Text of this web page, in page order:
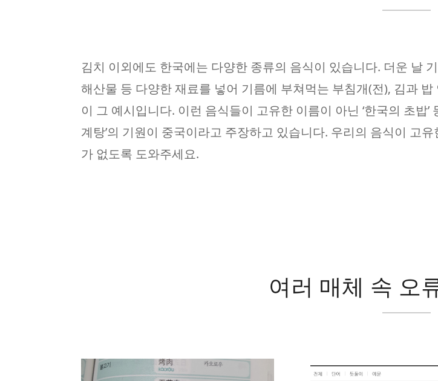
김치 이외에도 한국에는 다양한 종류의 음식이 있습니다. 더운 날
해산물 등 다양한 재료를 넣어 기름에 부쳐먹는 부침개(전), 김과
이 그 예시입니다. 이런 음식들이 고유한 이름이 아닌 ‘한국의 초밥
계탕’의 기원이 중국이라고 주장하고 있습니다. 우리의 음식이 고
가 없도록 도와주세요.
여러 매체 속 오